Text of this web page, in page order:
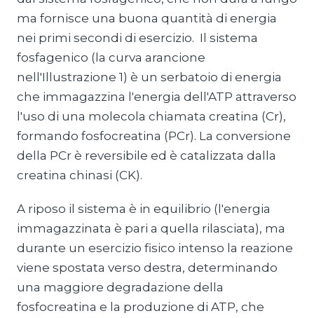
ma fornisce una buona quantità di energia
nei primi secondi di esercizio. Il sistema
fosfagenico (la curva arancione
nell'Illustrazione 1) è un serbatoio di energia
che immagazzina l'energia dell'ATP attraverso
l'uso di una molecola chiamata creatina (Cr),
formando fosfocreatina (PCr). La conversione
della PCr è reversibile ed è catalizzata dalla
creatina chinasi (CK).
A riposo il sistema è in equilibrio (l'energia
immagazzinata è pari a quella rilasciata), ma
durante un esercizio fisico intenso la reazione
viene spostata verso destra, determinando
una maggiore degradazione della
fosfocreatina e la produzione di ATP, che